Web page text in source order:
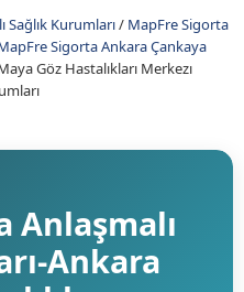
Sağlık Kurumları/ MapFre Sigorta
Sigorta Ankara Çankaya
Göz Hastalıkları Merkezı
Anlaşmalı
Ankara